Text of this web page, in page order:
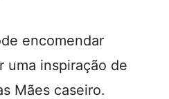
encomendar
uma inspiração de
Mães caseiro.